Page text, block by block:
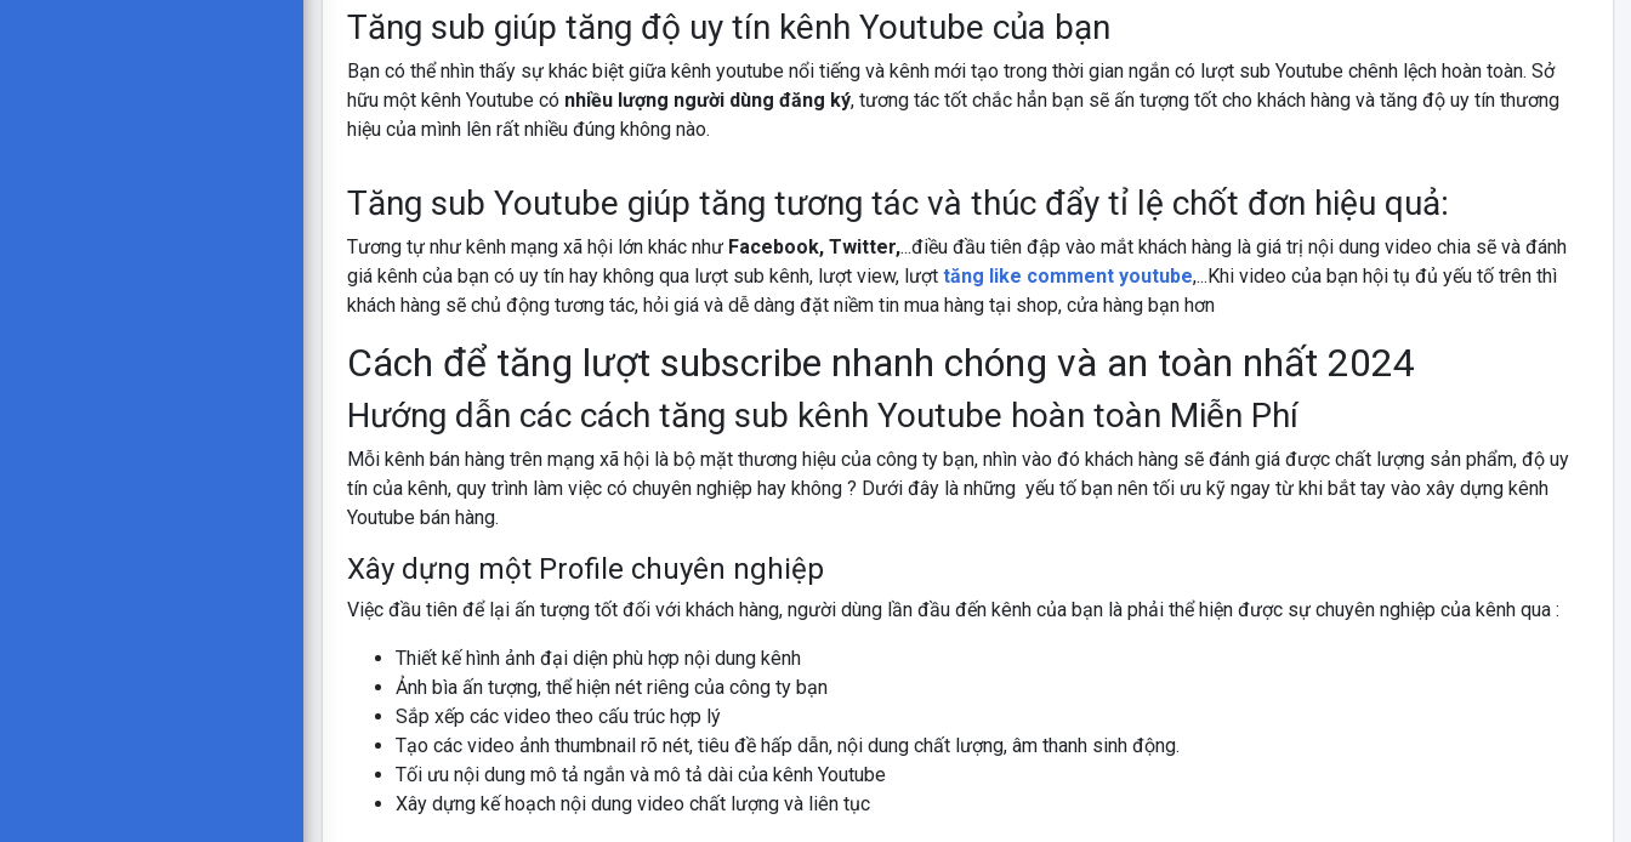
Tăng sub giúp tăng độ uy tín kênh Youtube của bạn
Bạn có thể nhìn thấy sự khác biệt giữa kênh youtube nổi tiếng và kênh mới tạo trong thời gian ngắn có lượt sub Youtube chênh lệch hoàn toàn. Sở
hữu một kênh Youtube cónhiều lượng người dùng đăng ký, tương tác tốt chắc hẳn bạn sẽ ấn tượng tốt cho khách hàng và tăng độ uy tín thương
hiệu của mình lên rất nhiều đúng không nào.
Tăng sub Youtube giúp tăng tương tác và thúc đẩy tỉ lệ chốt đơn hiệu quả:
Tương tự như kênh mạng xã hội lớn khác như Facebook, Twitter,...điều đầu tiên đập vào mắt khách hàng là giá trị nội dung video chia sẽ và đánh
giá kênh của bạn có uy tín hay không qua lượt sub kênh, lượt view, lượt tăng like comment youtube,...Khi video của bạn hội tụ đủ yếu tố trên thì
khách hàng sẽ chủ động tương tác, hỏi giá và dễ dàng đặt niềm tin mua hàng tại shop, cửa hàng bạn hơn
Cách để tăng lượt subscribe nhanh chóng và an toàn nhất 2024
Hướng dẫn các cách tăng sub kênh Youtube hoàn toàn Miễn Phí
Mỗi kênh bán hàng trên mạng xã hội là bộ mặt thương hiệu của công ty bạn, nhìn vào đó khách hàng sẽ đánh giá được chất lượng sản phẩm, độ uy
tín của kênh, quy trình làm việc có chuyên nghiệp hay không ? Dưới đây là những yếu tố bạn nên tối ưu kỹ ngay từ khi bắt tay vào xây dựng kênh
Youtube bán hàng.
Xây dựng một Profile chuyên nghiệp
Việc đầu tiên để lại ấn tượng tốt đối với khách hàng, người dùng lần đầu đến kênh của bạn là phải thể hiện được sự chuyên nghiệp của kênh qua :
Thiết kế hình ảnh đại diện phù hợp nội dung kênh
Ảnh bìa ấn tượng, thể hiện nét riêng của công ty bạn
Sắp xếp các video theo cấu trúc hợp lý
Tạo các video ảnh thumbnail rõ nét, tiêu đề hấp dẫn, nội dung chất lượng, âm thanh sinh động.
Tối ưu nội dung mô tả ngắn và mô tả dài của kênh Youtube
Xây dựng kế hoạch nội dung video chất lượng và liên tục